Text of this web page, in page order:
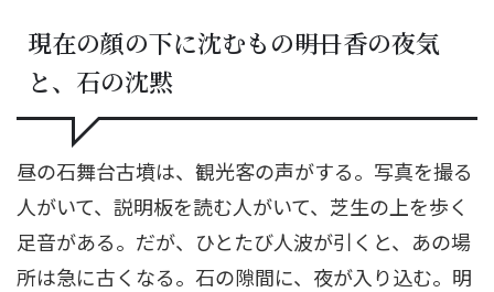
現在の顔の下に沈むもの――明日香の夜気
と、石の沈黙
昼の石舞台古墳は、観光客の声がする。写真を撮る
人がいて、説明板を読む人がいて、芝生の上を歩く
足音がある。だが、ひとたび人波が引くと、あの場
所は急に古くなる。石の隙間に、夜が入り込む。明